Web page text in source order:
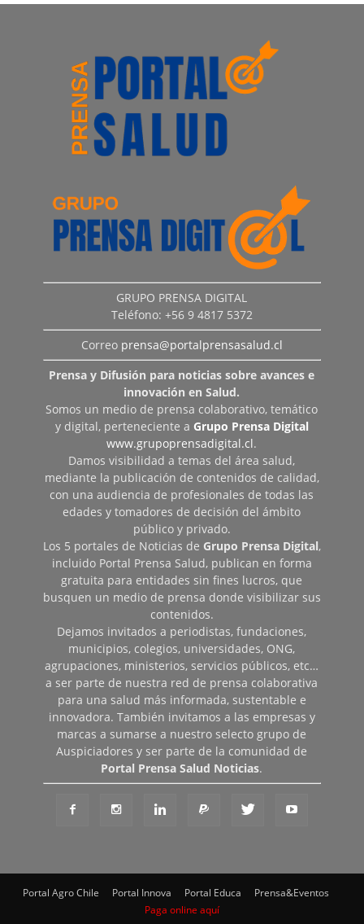
GRUPO PRENSA DIGITAL
Teléfono: +56 9 4817 5372
Correo prensa@portalprensasalud.cl
Prensa y Difusión para noticias sobre avances e
innovación en Salud.
Somos un medio de prensa colaborativo, temático
y digital, perteneciente a Grupo Prensa Digital
www.grupoprensadigital.cl.
Damos visibilidad a temas del área salud,
mediante la publicación de contenidos de calidad,
con una audiencia de profesionales de todas las
edades y tomadores de decisión del ámbito
público y privado.
Los 5 portales de Noticias de Grupo Prensa Digital,
incluido Portal Prensa Salud, publican en forma
gratuita para entidades sin fines lucros, que
busquen un medio de prensa donde visibilizar sus
contenidos.
Dejamos invitados a periodistas, fundaciones,
municipios, colegios, universidades, ONG,
agrupaciones, ministerios, servicios públicos, etc…
a ser parte de nuestra red de prensa colaborativa
para una salud más informada, sustentable e
innovadora. También invitamos a las empresas y
marcas a sumarse a nuestro selecto grupo de
Auspiciadores y ser parte de la comunidad de
Portal Prensa Salud Noticias.
Portal Agro Chile Portal Innova Portal Educa
Prensa&Eventos
Paga online aquí